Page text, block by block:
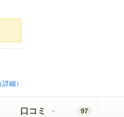
細）
口コミ 97